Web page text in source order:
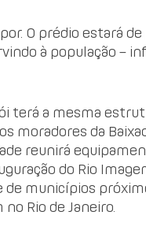
O prédio estará
à população –
terá a mesma
moradores da
reunirá
do Rio
de municípios
Rio de Janeiro.